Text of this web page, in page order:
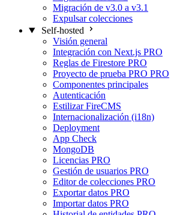
Migración de v3.0 a v3.1
Expulsar colecciones
Self-hosted
Visión general
Integración con Next.js PRO
Reglas de Firestore PRO
Proyecto de prueba PRO PRO
Componentes principales
Autenticación
Estilizar FireCMS
Internacionalización (i18n)
Deployment
App Check
MongoDB
Licencias PRO
Gestión de usuarios PRO
Editor de colecciones PRO
Exportar datos PRO
Importar datos PRO